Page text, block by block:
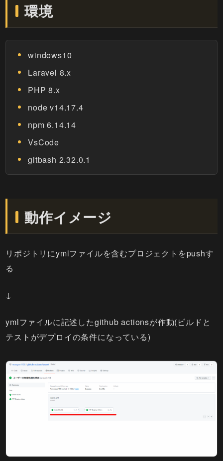
環境
windows10
Laravel 8.x
PHP 8.x
node v14.17.4
npm 6.14.14
VsCode
gitbash 2.32.0.1
動作イメージ
リポジトリにymlファイルを含むプロジェクトをpushす
る
↓
ymlファイルに記述したgithub actionsが作動(ビルドと
テストがデプロイの条件になっている)